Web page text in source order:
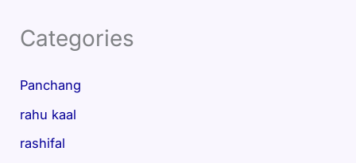
Categories
Panchang
rahu kaal
rashifal